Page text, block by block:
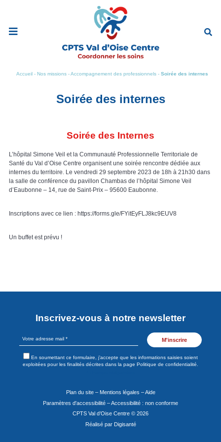
Ouvrir
Accueil - Nos missions -Accompagnement des professionnels - Soirée des internes
Soirée des internes
Soirée des Internes
​L’hôpital Simone Veil et la Communauté Professionnelle Territoriale de
Santé du Val d’Oise Centre organisent une soirée rencontre dédiée aux
internes du territoire. Le vendredi 29 septembre 2023 de 18h à 21h30 dans
la salle de conférence du pavillon Chambas de l’hôpital Simone Veil
d’Eaubonne – 14, rue de Saint-Prix – 95600 Eaubonne.
Inscriptions avec ce lien : https://forms.gle/FYitEyFLJ8kc9EUV8
Un buffet est prévu !
Inscrivez-vous à notre newsletter
Votre
mail
En soumettant ce formulaire, j’accepte que les informations saisies soient
exploitées pour les finalités décrites dans la page Politique de confidentialité.
Plan du site– Mentions légales –Aide
Paramètres d'accessibilité –Accessibilité : non conforme
CPTS Val d’Oise Centre © 2026
Réalisé par Digisanté